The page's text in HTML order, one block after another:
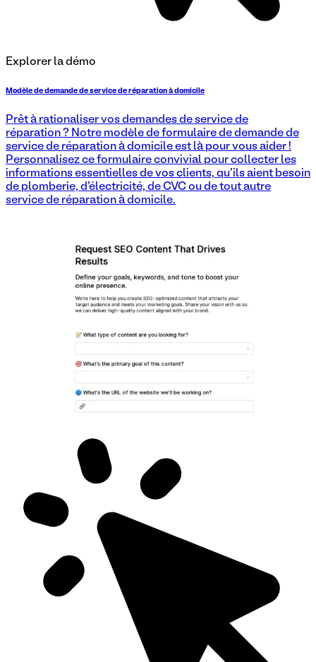
Explorer la démo
Modèle de demande de service de réparation à domicile
Prêt à rationaliser vos demandes de service de
réparation ? Notre modèle de formulaire de demande de
service de réparation à domicile est là pour vous aider !
Personnalisez ce formulaire convivial pour collecter les
informations essentielles de vos clients, qu'ils aient besoin
de plomberie, d'électricité, de CVC ou de tout autre
service de réparation à domicile.